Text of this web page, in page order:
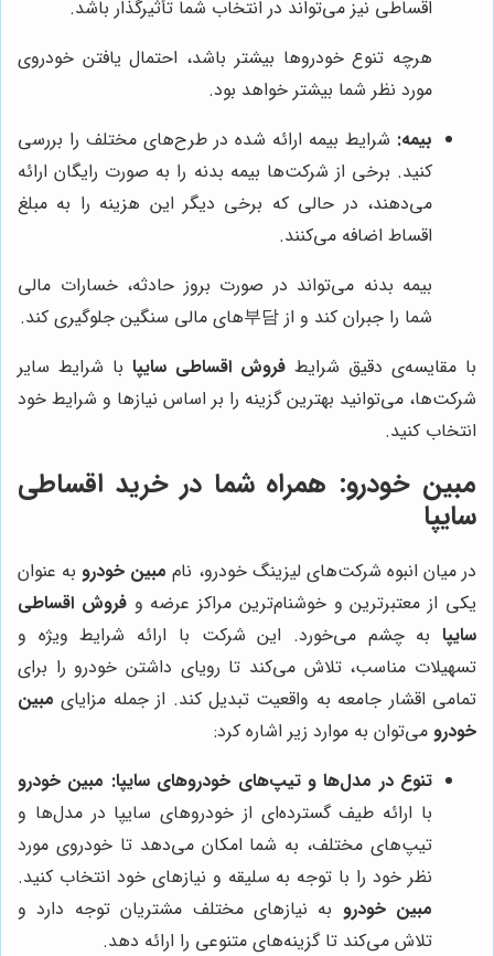
اقساطی نیز می‌تواند در انتخاب شما تأثیرگذار باشد.
هرچه تنوع خودروها بیشتر باشد، احتمال یافتن خودروی
مورد نظر شما بیشتر خواهد بود.
بیمه: شرایط بیمه ارائه شده در طرح‌های مختلف را بررسی
کنید. برخی از شرکت‌ها بیمه بدنه را به صورت رایگان ارائه
می‌دهند، در حالی که برخی دیگر این هزینه را به مبلغ
اقساط اضافه می‌کنند.
بیمه بدنه می‌تواند در صورت بروز حادثه، خسارات مالی
شما را جبران کند و از 부담‌های مالی سنگین جلوگیری کند.
با مقایسه‌ی دقیق شرایط فروش اقساطی سایپا با شرایط سایر
شرکت‌ها، می‌توانید بهترین گزینه را بر اساس نیازها و شرایط خود
انتخاب کنید.
مبین خودرو: همراه شما در خرید اقساطی
سایپا
در میان انبوه شرکت‌های لیزینگ خودرو، نام مبین خودرو به عنوان
یکی از معتبرترین و خوشنام‌ترین مراکز عرضه وفروش اقساطی
سایپا به چشم می‌خورد. این شرکت با ارائه شرایط ویژه و
تسهیلات مناسب، تلاش می‌کند تا رویای داشتن خودرو را برای
تمامی اقشار جامعه به واقعیت تبدیل کند. از جمله مزایای مبین
خودرو می‌توان به موارد زیر اشاره کرد:
تنوع در مدل‌ها و تیپ‌های خودروهای سایپا: مبین خودرو
با ارائه طیف گسترده‌ای از خودروهای سایپا در مدل‌ها و
تیپ‌های مختلف، به شما امکان می‌دهد تا خودروی مورد
نظر خود را با توجه به سلیقه و نیازهای خود انتخاب کنید.
مبین خودرو به نیازهای مختلف مشتریان توجه دارد و
تلاش می‌کند تا گزینه‌های متنوعی را ارائه دهد.